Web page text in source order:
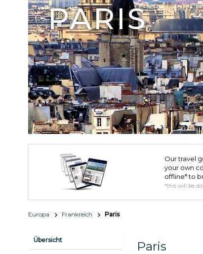
PARIS
Our travel
your own
offline* to
*this will be
Europa Frankreich Paris
Übersicht Paris